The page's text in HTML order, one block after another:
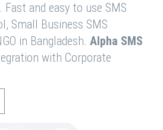
Fast and easy to use SMS
Small Business SMS
in Bangladesh. Alpha SMS
with Corporate